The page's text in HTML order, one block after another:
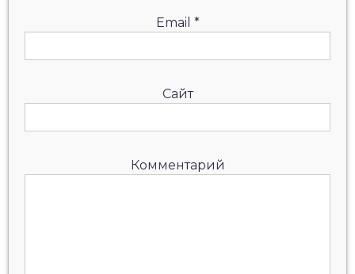
Email *
Сайт
Комментарий